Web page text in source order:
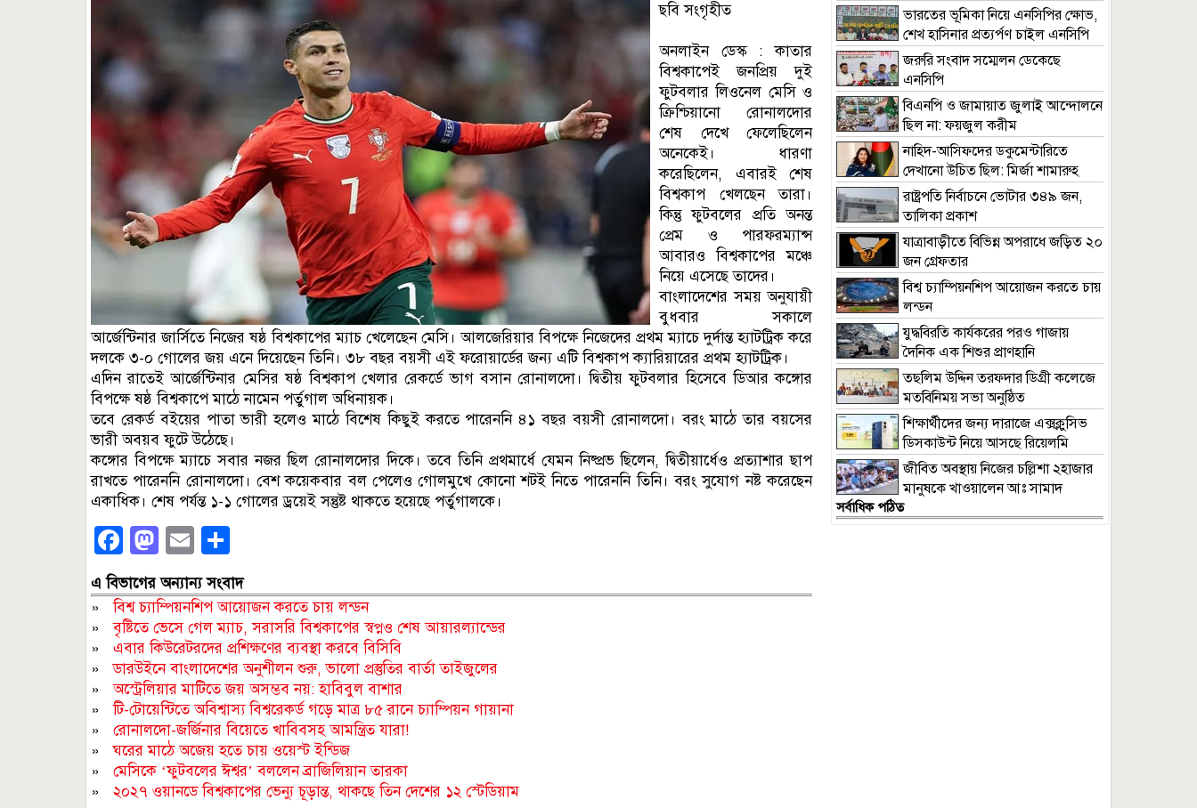
‎ছবি সংগৃহীত
অনলাইন ডেস্ক : কাতার
বিশ্বকাপেই জনপ্রিয় দুই
ফুটবলার লিওনেল মেসি ও
ক্রিশ্চিয়ানো রোনালদোর
শেষ দেখে ফেলেছিলেন
অনেকেই। ধারণা
করেছিলেন, এবারই শেষ
বিশ্বকাপ খেলছেন তারা।
কিন্তু ফুটবলের প্রতি অনন্ত
প্রেম ও পারফরম্যান্স
আবারও বিশ্বকাপের মঞ্চে
নিয়ে এসেছে তাদের।
বাংলাদেশের সময় অনুযায়ী
বুধবার সকালে
আর্জেন্টিনার জার্সিতে নিজের ষষ্ঠ বিশ্বকাপের ম্যাচ খেলেছেন মেসি। আলজেরিয়ার বিপক্ষে নিজেদের প্রথম ম্যাচে দুর্দান্ত হ্যাটট্রিক করে
দলকে ৩-০ গোলের জয় এনে দিয়েছেন তিনি। ৩৮ বছর বয়সী এই ফরোয়ার্ডের জন্য এটি বিশ্বকাপ ক্যারিয়ারের প্রথম হ্যাটট্রিক।
এদিন রাতেই আর্জেন্টিনার মেসির ষষ্ঠ বিশ্বকাপ খেলার রেকর্ডে ভাগ বসান রোনালদো। দ্বিতীয় ফুটবলার হিসেবে ডিআর কঙ্গোর
বিপক্ষে ষষ্ঠ বিশ্বকাপে মাঠে নামেন পর্তুগাল অধিনায়ক।
তবে রেকর্ড বইয়ের পাতা ভারী হলেও মাঠে বিশেষ কিছুই করতে পারেননি ৪১ বছর বয়সী রোনালদো। বরং মাঠে তার বয়সের
ভারী অবয়ব ফুটে উঠেছে।
কঙ্গোর বিপক্ষে ম্যাচে সবার নজর ছিল রোনালদোর দিকে। তবে তিনি প্রথমার্ধে যেমন নিষ্প্রভ ছিলেন, দ্বিতীয়ার্ধেও প্রত্যাশার ছাপ
রাখতে পারেননি রোনালদো। বেশ কয়েকবার বল পেলেও গোলমুখে কোনো শটই নিতে পারেননি তিনি। বরং সুযোগ নষ্ট করেছেন
একাধিক। শেষ পর্যন্ত ১-১ গোলের ড্রয়েই সন্তুষ্ট থাকতে হয়েছে পর্তুগালকে।
Facebook
Mastodon
Email
এ বিভাগের অন্যান্য সংবাদ
»বিশ্ব চ্যাম্পিয়নশিপ আয়োজন করতে চায় লন্ডন
»বৃষ্টিতে ভেসে গেল ম্যাচ, সরাসরি বিশ্বকাপের স্বপ্নও শেষ আয়ারল্যান্ডের
» এবার কিউরেটরদের প্রশিক্ষণের ব্যবস্থা করবে বিসিবি
»ডারউইনে বাংলাদেশের অনুশীলন শুরু, ভালো প্রস্তুতির বার্তা তাইজুলের
»অস্ট্রেলিয়ার মাটিতে জয় অসম্ভব নয়: হাবিবুল বাশার
»টি-টোয়েন্টিতে অবিশ্বাস্য বিশ্বরেকর্ড গড়ে মাত্র ৮৫ রানে চ্যাম্পিয়ন গায়ানা
» রোনালদো-জর্জিনার বিয়েতে খাবিবসহ আমন্ত্রিত যারা!
»ঘরের মাঠে অজেয় হতে চায় ওয়েস্ট ইন্ডিজ
» মেসিকে ‘ফুটবলের ঈশ্বর’ বললেন ব্রাজিলিয়ান তারকা
» ২০২৭ ওয়ানডে বিশ্বকাপের ভেন্যু চূড়ান্ত, থাকছে তিন দেশের ১২ স্টেডিয়াম
ভারতের ভূমিকা নিয়ে এনসিপির ক্ষোভ,
শেখ হাসিনার প্রত্যর্পণ চাইল এনসিপি
জরুরি সংবাদ সম্মেলন ডেকেছে
এনসিপি
বিএনপি ও জামায়াত জুলাই আন্দোলনে
ছিল না: ফয়জুল করীম
নাহিদ-আসিফদের ডকুমেন্টারিতে
দেখানো উচিত ছিল: মির্জা শামারুহ
রাষ্ট্রপতি নির্বাচনে ভোটার ৩৪৯ জন,
তালিকা প্রকাশ
যাত্রাবাড়ীতে বিভিন্ন অপরাধে জড়িত ২০
জন গ্রেফতার
বিশ্ব চ্যাম্পিয়নশিপ আয়োজন করতে চায়
লন্ডন
যুদ্ধবিরতি কার্যকরের পরও গাজায়
দৈনিক এক শিশুর প্রাণহানি
তছলিম উদ্দিন তরফদার ডিগ্রী কলেজে
মতবিনিময় সভা অনুষ্ঠিত
শিক্ষার্থীদের জন্য দারাজে এক্সক্লুসিভ
ডিসকাউন্ট নিয়ে আসছে রিয়েলমি
সি১০০এক্স জীবিত অবস্থায় নিজের চল্লিশা ২হাজার
মানুষকে খাওয়ালেন আঃ সামাদ
সর্বাধিক পঠিত